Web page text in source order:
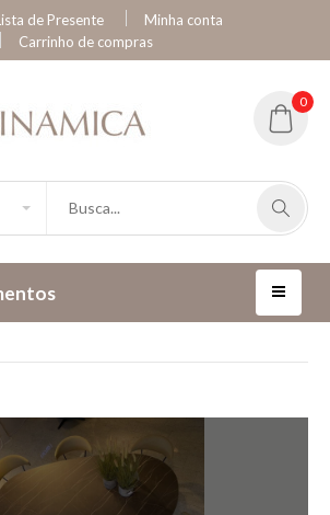
de Presente
Minha conta
Carrinho de compras
0